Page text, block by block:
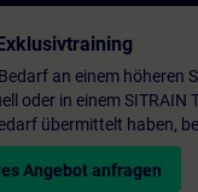
an einem höheren
oder in einem
übermittelt haben,
Angebot anfragen